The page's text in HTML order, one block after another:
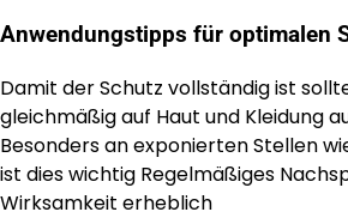
Anwendungstipps für optimalen
Damit der Schutz vollständig ist
gleichmäßig auf Haut und Kleidung
Besonders an exponierten Stellen
ist dies wichtig Regelmäßiges
Wirksamkeit erheblich